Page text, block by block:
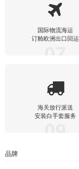
国际物流海运
订舱欧洲出口回运
海关放行派送
安装白手套服务
品牌